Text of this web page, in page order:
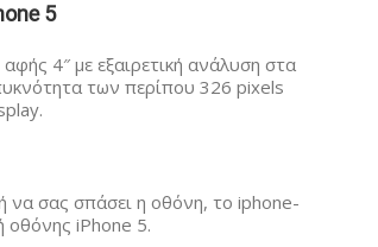
5
4″ με εξαιρετική ανάλυση στα
των περίπου 326 pixels
να σας σπάσει η οθόνη, το iphone-
οθόνης iPhone 5.